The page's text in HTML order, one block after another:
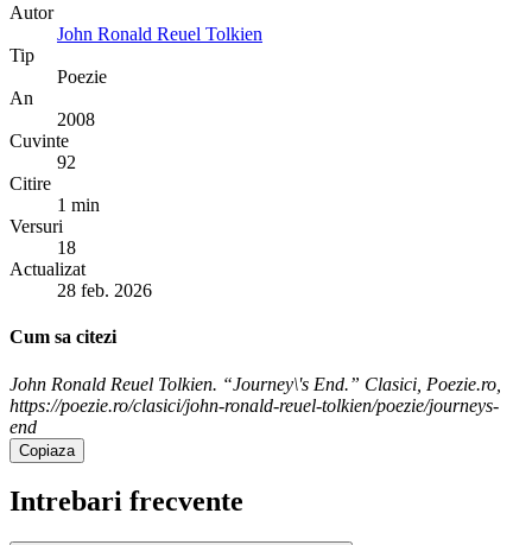
Autor
John Ronald Reuel Tolkien
Tip
Poezie
An
2008
Cuvinte
92
Citire
1 min
Versuri
18
Actualizat
28 feb. 2026
Cum sa citezi
John Ronald Reuel Tolkien. “Journey\'s End.” Clasici, Poezie.ro,
https://poezie.ro/clasici/john-ronald-reuel-tolkien/poezie/journeys-
end
Copiaza
Intrebari frecvente